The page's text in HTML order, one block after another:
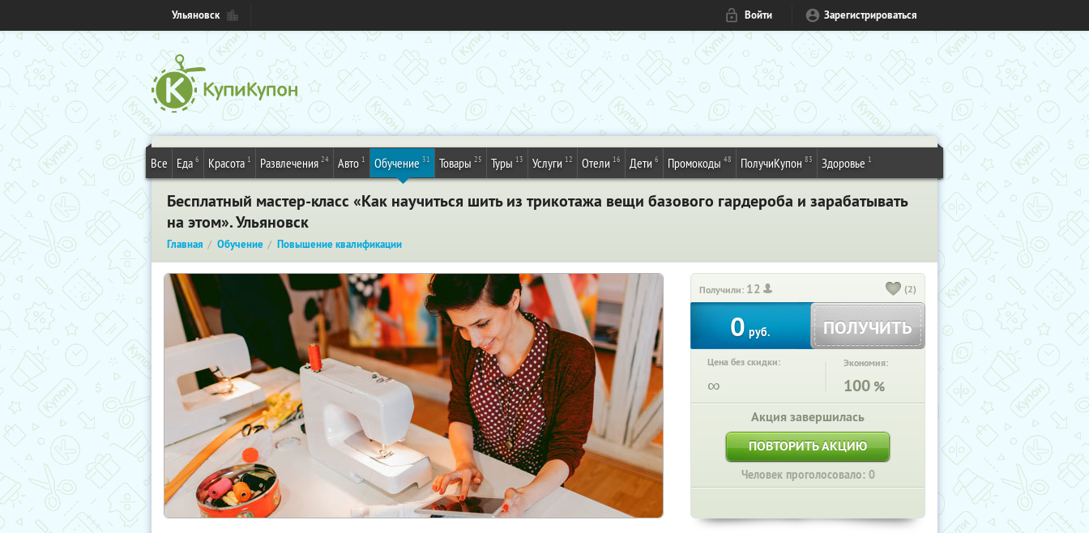
Ульяновск Войти Зарегистрироваться
Все Еда 6 Красота 1 Развлечения 24 Авто 1 Обучение 31 Товары 25 Туры 13 Услуги 12 Отели 16 Дети 6 Промокоды 48 ПолучиКупон 83 Здоровье 1
Бесплатный мастер-класс «Как научиться шить из трикотажа вещи базового гардероба и зарабатывать
на этом». Ульяновск
Главная Обучение Повышение квалификации
Получили: 12 (2)
0 руб. ПОЛУЧИТЬ
Цена без скидки:
∞
Экономия:
100 %
Акция завершилась
ПОВТОРИТЬ АКЦИЮ
Человек проголосовало: 0